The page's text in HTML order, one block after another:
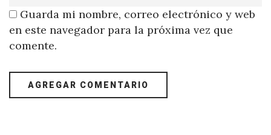
Guarda mi nombre, correo electrónico y web
en este navegador para la próxima vez que
comente.